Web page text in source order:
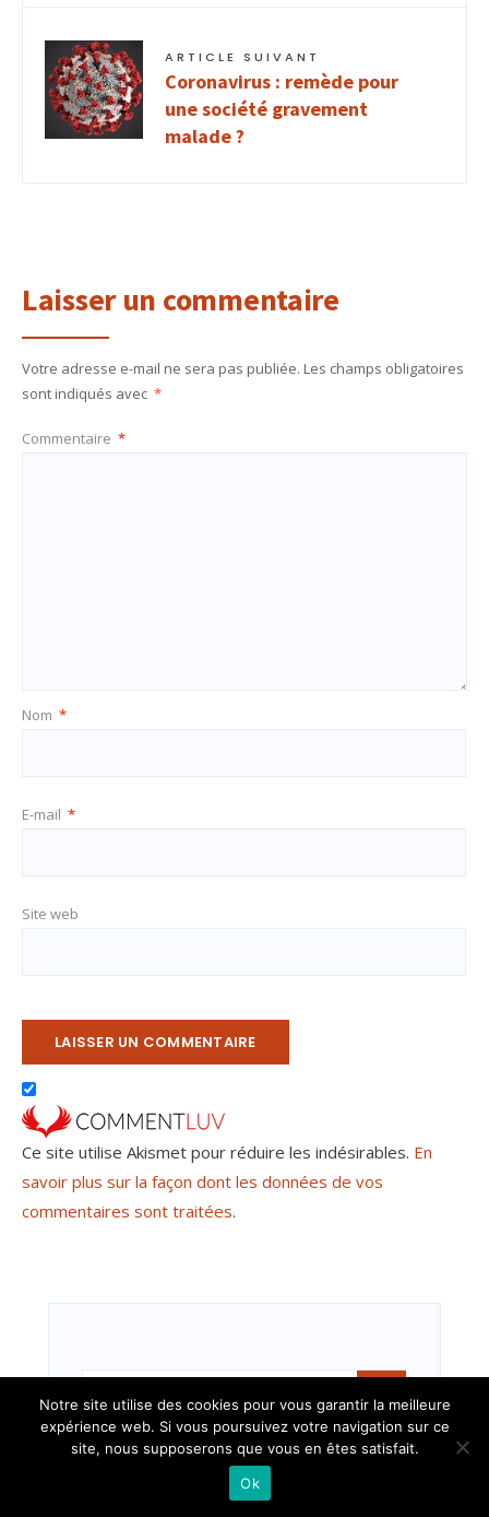
ARTICLE SUIVANT
Coronavirus : remède pour
une société gravement
malade ?
Laisser un commentaire
Votre adresse e-mail ne sera pas publiée. Les champs obligatoires
sont indiqués avec *
Commentaire *
Nom *
E-mail *
Site web
Ce site utilise Akismet pour réduire les indésirables. En
savoir plus sur la façon dont les données de vos
commentaires sont traitées.
Notre site utilise des cookies pour vous garantir la meilleure
expérience web. Si vous poursuivez votre navigation sur ce
site, nous supposerons que vous en êtes satisfait.
Ok